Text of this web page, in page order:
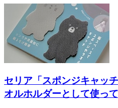
セリア「スポンジキャッ
オルホルダーとして使っ